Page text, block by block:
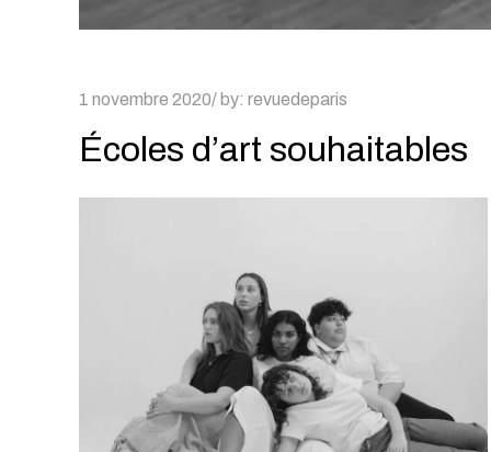
Posted
on
1 novembre 2020 by: revuedeparis
Écoles d’art souhaitables